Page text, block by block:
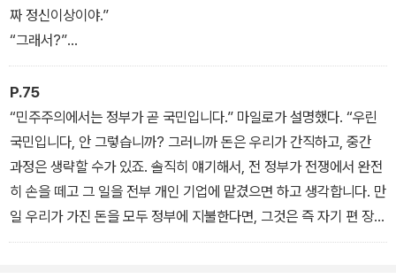
짜 정신이상이야.”
“그래서?”
“그래서라니?” 이해를 못 하는 다네카 군의관의 무능함에 요사리안
은 어리둥절했다. “그것이 무슨 뜻인지를 모르겠나? 이젠 자네가 내
전투 임무를 면제시키고 날 고향으로 보낼 수 있어. 그들은 미친 사람
을 죽으라고 내보내지는 않을 거야, 안 그래?”
“그럼 미치지 않았다면 누가 나가지?”
P.75
“민주주의에서는 정부가 곧 국민입니다.” 마일로가 설명했다. “우린
국민입니다, 안 그렇습니까? 그러니까 돈은 우리가 간직하고, 중간
과정은 생략할 수가 있죠. 솔직히 얘기해서, 전 정부가 전쟁에서 완전
히 손을 떼고 그 일을 전부 개인 기업에 맡겼으면 하고 생각합니다. 만
일 우리가 가진 돈을 모두 정부에 지불한다면, 그것은 즉 자기 편 장병
과 비행기를 스스로 폭격하는 개인들의 기를 꺾고 정부만 옹호하는